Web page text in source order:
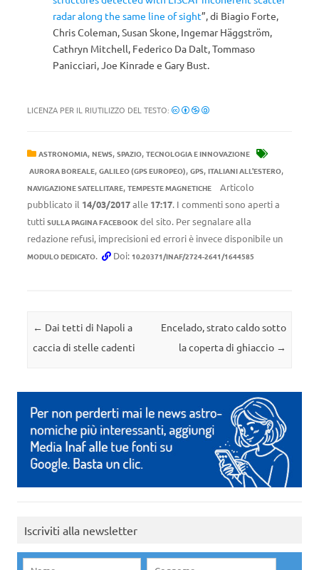
radar along the same line of sight”, di Biagio Forte,
Chris Coleman, Susan Skone, Ingemar Häggström,
Cathryn Mitchell, Federico Da Dalt, Tommaso
Panicciari, Joe Kinrade e Gary Bust.
LICENZA PER IL RIUTILIZZO DEL TESTO:
ASTRONOMIA, NEWS, SPAZIO, TECNOLOGIA E INNOVAZIONE
AURORA BOREALE, GALILEO (GPS EUROPEO), GPS, ITALIANI ALL'ESTERO,
NAVIGAZIONE SATELLITARE, TEMPESTE MAGNETICHE
Articolo
pubblicato il 14/03/2017alle 17:17. I commenti sono aperti a
tutti SULLA PAGINA FACEBOOK del sito. Per segnalare alla
redazione refusi, imprecisioni ed errori è invece disponibile un
MODULO DEDICATO. Doi: 10.20371/INAF/2724-2641/1644585
Navigazione articolo
← Dai tetti di Napoli a
caccia di stelle cadenti
Encelado, strato caldo sotto
la coperta di ghiaccio →
Iscriviti alla newsletter